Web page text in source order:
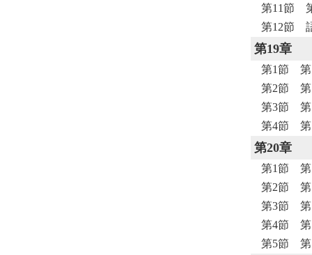
第11節
第12節
第19章
第1節 第
第2節 第
第3節 第
第4節 第
第20章
第1節 第
第2節 第
第3節 第
第4節 第
第5節 第